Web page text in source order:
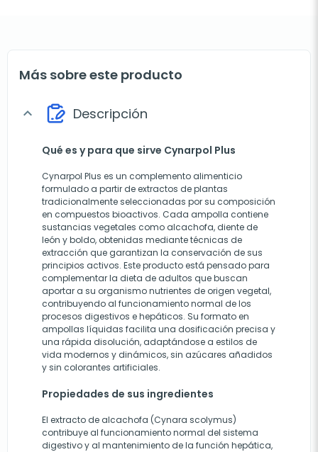
Más sobre este producto
expand_more Descripción
Qué es y para que sirve Cynarpol Plus
Cynarpol Plus es un complemento alimenticio
formulado a partir de extractos de plantas
tradicionalmente seleccionadas por su composición
en compuestos bioactivos. Cada ampolla contiene
sustancias vegetales como alcachofa, diente de
león y boldo, obtenidas mediante técnicas de
extracción que garantizan la conservación de sus
principios activos. Este producto está pensado para
complementar la dieta de adultos que buscan
aportar a su organismo nutrientes de origen vegetal,
contribuyendo al funcionamiento normal de los
procesos digestivos e hepáticos. Su formato en
ampollas líquidas facilita una dosificación precisa y
una rápida disolución, adaptándose a estilos de
vida modernos y dinámicos, sin azúcares añadidos
y sin colorantes artificiales.
Propiedades de sus ingredientes
El extracto de alcachofa (Cynara scolymus)
contribuye al funcionamiento normal del sistema
digestivo y al mantenimiento de la función hepática,